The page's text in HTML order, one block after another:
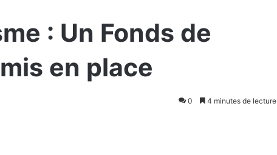
: Un Fonds de
en place
0 4 minutes de lecture